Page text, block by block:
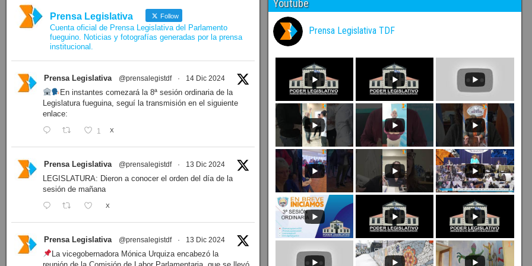
Prensa Legislativa Follow
Cuenta oficial de Prensa Legislativa del Parlamento
fueguino. Noticias y fotografías generadas por la prensa
institucional.
Prensa Legislativa @prensalegistdf · 14 Dic 2024
En instantes comezará la 8ª sesión ordinaria de la
Legislatura fueguina, seguí la transmisión en el siguiente
enlace:
1 X
Prensa Legislativa @prensalegistdf · 13 Dic 2024
LEGISLATURA: Dieron a conocer el orden del día de la
sesión de mañana
X
Prensa Legislativa @prensalegistdf · 13 Dic 2024
La vicegobernadora Mónica Urquiza encabezó la
Youtube
Prensa Legislativa TDF